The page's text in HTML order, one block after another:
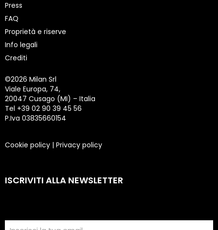
Press
FAQ
Proprietà e riserve
Info legali
Crediti
©2026 Milan Srl
Viale Europa, 74,
20047 Cusago (MI) – Italia
Tel +39 02 90 39 45 56
P.Iva 03835660154
Cookie policy | Privacy policy
ISCRIVITI ALLA NEWSLETTER